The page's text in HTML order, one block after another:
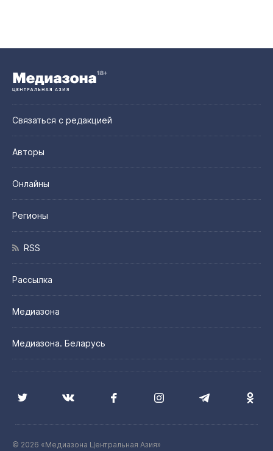
Связаться с редакцией
Авторы
Онлайны
Регионы
RSS
Рассылка
Медиазона
Медиазона. Беларусь
© 2026 «Медиазона Центральная Азия»